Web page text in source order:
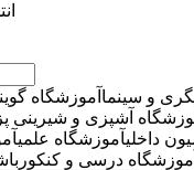
و سینما آموزشگاه
آشپزی و شیرینی
داخلیآموزشگاه علمی
درسی و کنکور